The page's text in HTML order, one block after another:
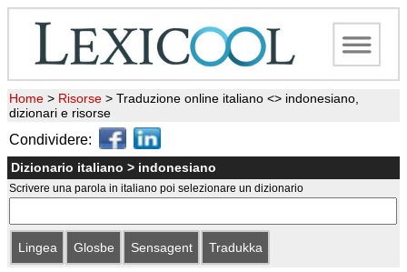
Home > Risorse > Traduzione online italiano <> indonesiano,
dizionari e risorse
Condividere:
Dizionario italiano > indonesiano
Scrivere una parola in italiano poi selezionare un dizionario
Lingea Glosbe Sensagent Tradukka